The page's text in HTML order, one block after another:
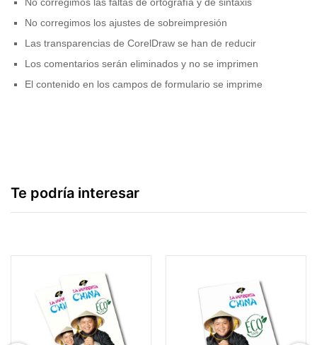
No corregimos los ajustes de sobreimpresión
Las transparencias de CorelDraw se han de reducir
Los comentarios serán eliminados y no se imprimen
El contenido en los campos de formulario se imprime
Te podría interesar